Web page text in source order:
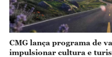
CMG lança programa de
impulsionar cultura e